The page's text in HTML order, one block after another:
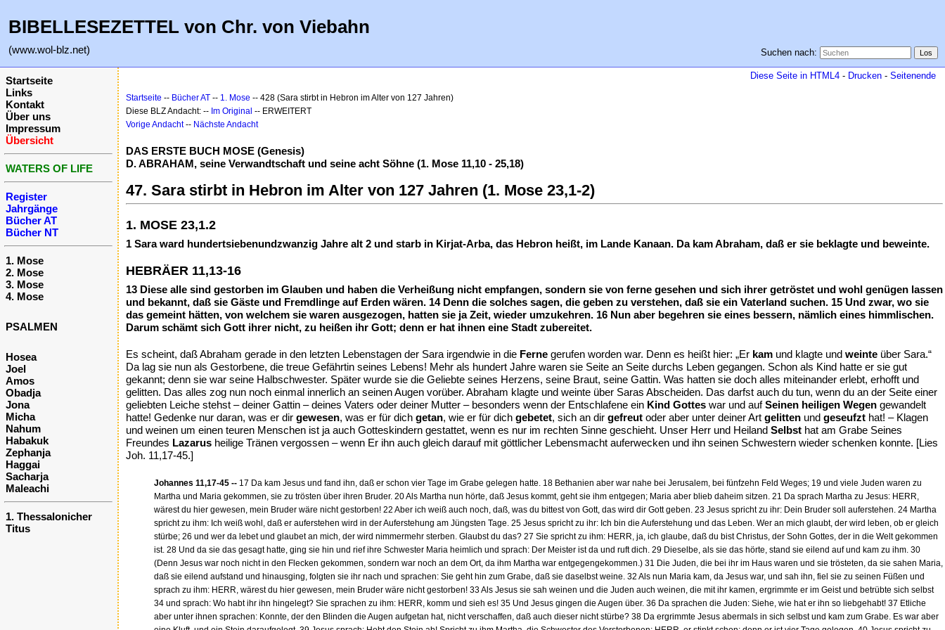
BIBELLESEZETTEL von Chr. von Viebahn
(www.wol-blz.net) Suchen nach:
Startseite
Links
Kontakt
Über uns
Impressum
Übersicht
WATERS OF LIFE
Register
Jahrgänge
Bücher AT
Bücher NT
1. Mose
2. Mose
3. Mose
4. Mose
PSALMEN
Hosea
Joel
Amos
Obadja
Jona
Micha
Nahum
Habakuk
Zephanja
Haggai
Sacharja
Maleachi
1. Thessalonicher
Titus
Diese Seite in HTML4 - Drucken - Seitenende
Startseite -- Bücher AT -- 1. Mose -- 428 (Sara stirbt in Hebron im Alter von 127 Jahren)
Diese BLZ Andacht: -- Im Original -- ERWEITERT
Vorige Andacht-- Nächste Andacht
DAS ERSTE BUCH MOSE (Genesis)
D. ABRAHAM, seine Verwandtschaft und seine acht Söhne (1. Mose 11,10 - 25,18)
47. Sara stirbt in Hebron im Alter von 127 Jahren (1. Mose 23,1-2)
1. MOSE 23,1.2
1 Sara ward hundertsiebenundzwanzig Jahre alt 2 und starb in Kirjat-Arba, das Hebron heißt, im Lande Kanaan. Da kam Abraham, daß er sie beklagte und beweinte.
HEBRÄER 11,13-16
13 Diese alle sind gestorben im Glauben und haben die Verheißung nicht empfangen, sondern sie von ferne gesehen und sich ihrer getröstet und wohl genügen lassen
und bekannt, daß sie Gäste und Fremdlinge auf Erden wären. 14 Denn die solches sagen, die geben zu verstehen, daß sie ein Vaterland suchen. 15 Und zwar, wo sie
das gemeint hätten, von welchem sie waren ausgezogen, hatten sie ja Zeit, wieder umzukehren. 16 Nun aber begehren sie eines bessern, nämlich eines himmlischen.
Darum schämt sich Gott ihrer nicht, zu heißen ihr Gott; denn er hat ihnen eine Stadt zubereitet.
Es scheint, daß Abraham gerade in den letzten Lebenstagen der Sara irgendwie in die Ferne gerufen worden war. Denn es heißt hier: „Er kam und klagte und weinte über Sara.“
Da lag sie nun als Gestorbene, die treue Gefährtin seines Lebens! Mehr als hundert Jahre waren sie Seite an Seite durchs Leben gegangen. Schon als Kind hatte er sie gut
gekannt; denn sie war seine Halbschwester. Später wurde sie die Geliebte seines Herzens, seine Braut, seine Gattin. Was hatten sie doch alles miteinander erlebt, erhofft und
gelitten. Das alles zog nun noch einmal innerlich an seinen Augen vorüber. Abraham klagte und weinte über Saras Abscheiden. Das darfst auch du tun, wenn du an der Seite einer
geliebten Leiche stehst – deiner Gattin – deines Vaters oder deiner Mutter – besonders wenn der Entschlafene ein Kind Gottes war und aufSeinen heiligen Wegen gewandelt
hatte! Gedenke nur daran, was er dir gewesen, was er für dich getan, wie er für dich gebetet, sich an dir gefreut oder aber unter deiner Art gelitten und geseufzt hat! – Klagen
und weinen um einen teuren Menschen ist ja auch Gotteskindern gestattet, wenn es nur im rechten Sinne geschieht. Unser Herr und Heiland Selbst hat am Grabe Seines
Freundes Lazarus heilige Tränen vergossen – wenn Er ihn auch gleich darauf mit göttlicher Lebensmacht auferwecken und ihn seinen Schwestern wieder schenken konnte. [Lies
Joh. 11,17-45.]
Johannes 11,17-45 -- 17 Da kam Jesus und fand ihn, daß er schon vier Tage im Grabe gelegen hatte. 18 Bethanien aber war nahe bei Jerusalem, bei fünfzehn Feld Weges; 19 und viele Juden waren zu
Martha und Maria gekommen, sie zu trösten über ihren Bruder. 20 Als Martha nun hörte, daß Jesus kommt, geht sie ihm entgegen; Maria aber blieb daheim sitzen. 21 Da sprach Martha zu Jesus: HERR,
wärest du hier gewesen, mein Bruder wäre nicht gestorben! 22 Aber ich weiß auch noch, daß, was du bittest von Gott, das wird dir Gott geben. 23 Jesus spricht zu ihr: Dein Bruder soll auferstehen. 24 Martha
spricht zu ihm: Ich weiß wohl, daß er auferstehen wird in der Auferstehung am Jüngsten Tage. 25 Jesus spricht zu ihr: Ich bin die Auferstehung und das Leben. Wer an mich glaubt, der wird leben, ob er gleich
stürbe; 26 und wer da lebet und glaubet an mich, der wird nimmermehr sterben. Glaubst du das? 27 Sie spricht zu ihm: HERR, ja, ich glaube, daß du bist Christus, der Sohn Gottes, der in die Welt gekommen
ist. 28 Und da sie das gesagt hatte, ging sie hin und rief ihre Schwester Maria heimlich und sprach: Der Meister ist da und ruft dich. 29 Dieselbe, als sie das hörte, stand sie eilend auf und kam zu ihm. 30
(Denn Jesus war noch nicht in den Flecken gekommen, sondern war noch an dem Ort, da ihm Martha war entgegengekommen.) 31 Die Juden, die bei ihr im Haus waren und sie trösteten, da sie sahen Maria,
daß sie eilend aufstand und hinausging, folgten sie ihr nach und sprachen: Sie geht hin zum Grabe, daß sie daselbst weine. 32 Als nun Maria kam, da Jesus war, und sah ihn, fiel sie zu seinen Füßen und
sprach zu ihm: HERR, wärest du hier gewesen, mein Bruder wäre nicht gestorben! 33 Als Jesus sie sah weinen und die Juden auch weinen, die mit ihr kamen, ergrimmte er im Geist und betrübte sich selbst
34 und sprach: Wo habt ihr ihn hingelegt? Sie sprachen zu ihm: HERR, komm und sieh es! 35 Und Jesus gingen die Augen über. 36 Da sprachen die Juden: Siehe, wie hat er ihn so liebgehabt! 37 Etliche
aber unter ihnen sprachen: Konnte, der den Blinden die Augen aufgetan hat, nicht verschaffen, daß auch dieser nicht stürbe? 38 Da ergrimmte Jesus abermals in sich selbst und kam zum Grabe. Es war aber